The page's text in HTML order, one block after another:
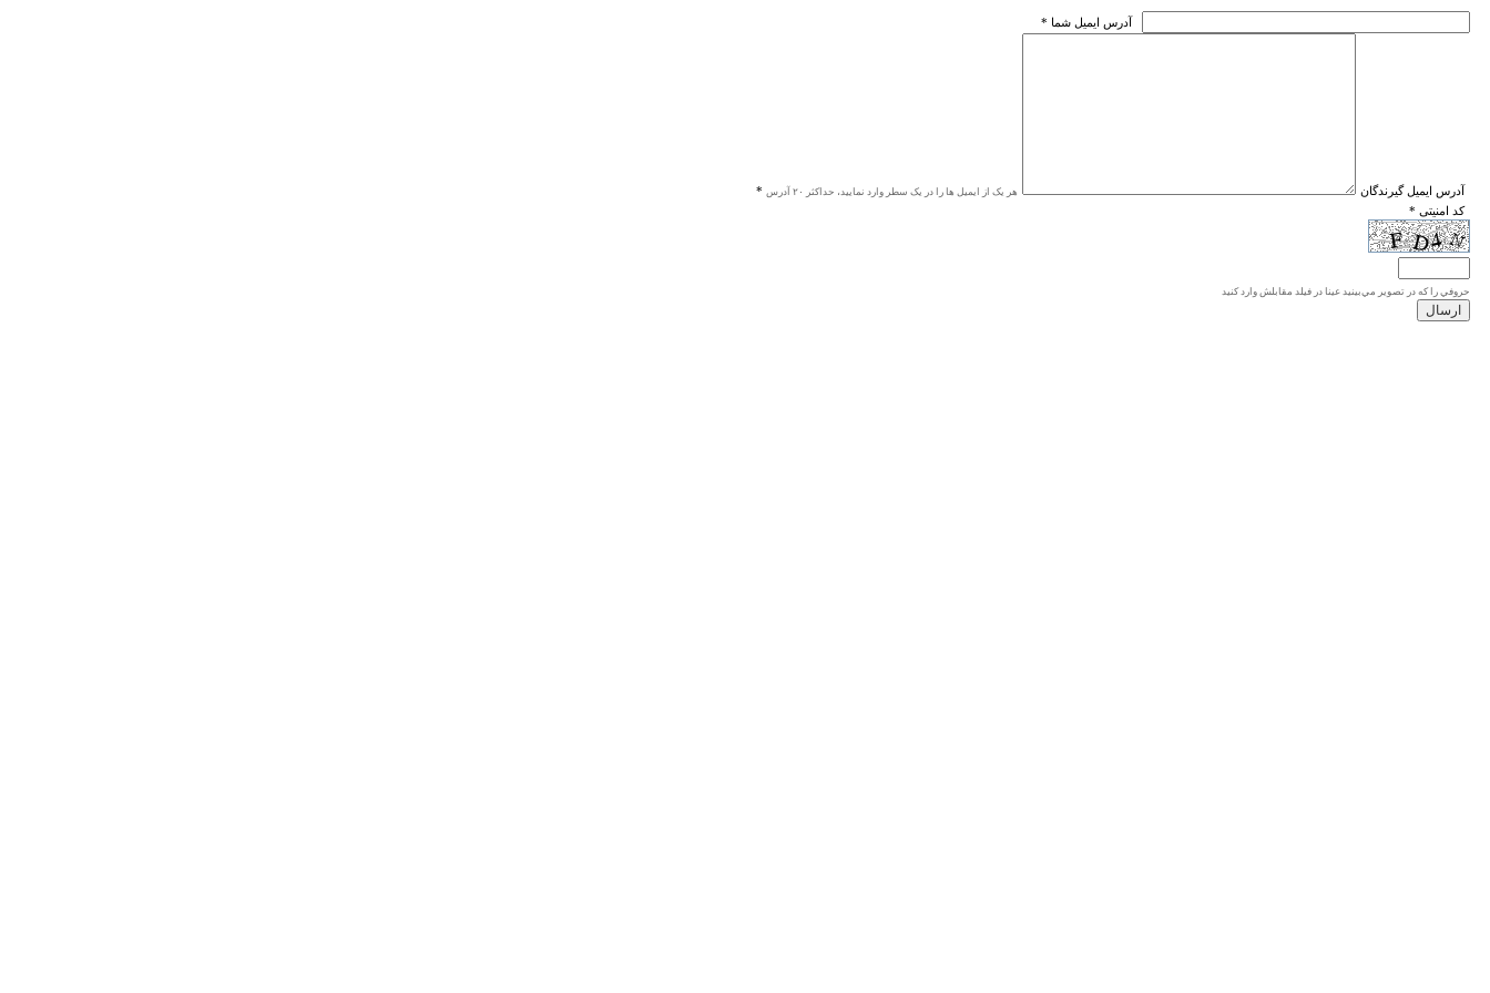
* آدرس ايميل شما
* آدرس ايميل گيرندگان هر یک از ایمیل ها را در یک سطر وارد نمایید، حداکثر ۲۰ آدرس
* کد امنیتی
حروفي را كه در تصوير مي‌بينيد عينا در فيلد مقابلش وارد كنيد